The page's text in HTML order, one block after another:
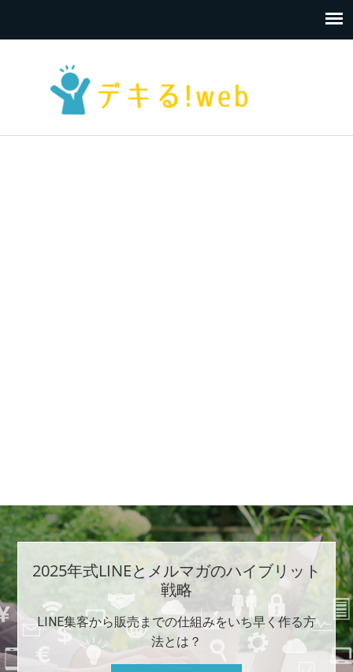
2025年式LINEとメルマガのハイブリット
戦略
LINE集客から販売までの仕組みをいち早く作る方
法とは？